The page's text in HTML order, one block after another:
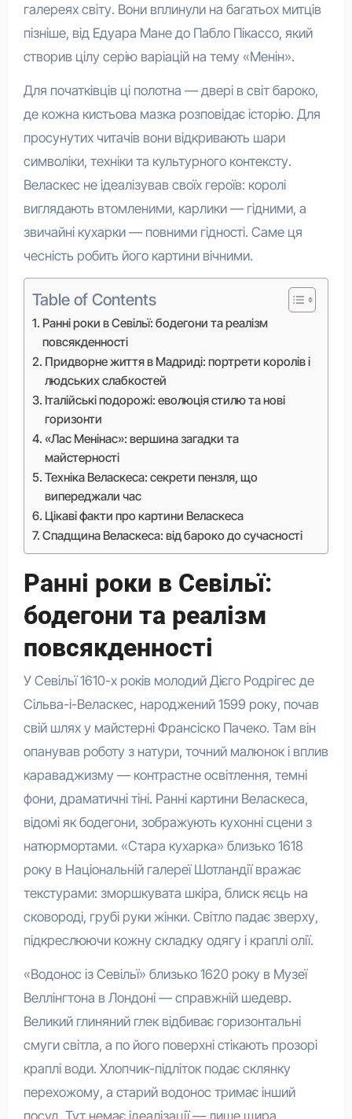
галереях світу. Вони вплинули на багатьох митців
пізніше, від Едуара Мане до Пабло Пікассо, який
створив цілу серію варіацій на тему «Менін».
Для початківців ці полотна — двері в світ бароко,
де кожна кистьова мазка розповідає історію. Для
просунутих читачів вони відкривають шари
символіки, техніки та культурного контексту.
Веласкес не ідеалізував своїх героїв: королі
виглядають втомленими, карлики — гідними, а
звичайні кухарки — повними гідності. Саме ця
чесність робить його картини вічними.
Table of Contents
Ранні роки в Севільї: бодегони та реалізм
повсякденності
Придворне життя в Мадриді: портрети королів і
людських слабкостей
Італійські подорожі: еволюція стилю та нові
горизонти
«Лас Менінас»: вершина загадки та
майстерності
Техніка Веласкеса: секрети пензля, що
випереджали час
Цікаві факти про картини Веласкеса
Спадщина Веласкеса: від бароко до сучасності
Ранні роки в Севільї:
бодегони та реалізм
повсякденності
У Севільї 1610-х років молодий Дієго Родрігес де
Сільва-і-Веласкес, народжений 1599 року, почав
свій шлях у майстерні Франсіско Пачеко. Там він
опанував роботу з натури, точний малюнок і вплив
караваджизму — контрастне освітлення, темні
фони, драматичні тіні. Ранні картини Веласкеса,
відомі як бодегони, зображують кухонні сцени з
натюрмортами. «Стара кухарка» близько 1618
року в Національній галереї Шотландії вражає
текстурами: зморшкувата шкіра, блиск яєць на
сковороді, грубі руки жінки. Світло падає зверху,
підкреслюючи кожну складку одягу і краплі олії.
«Водонос із Севільї» близько 1620 року в Музеї
Веллінгтона в Лондоні — справжній шедевр.
Великий глиняний глек відбиває горизонтальні
смуги світла, а по його поверхні стікають прозорі
краплі води. Хлопчик-підліток подає склянку
перехожому, а старий водонос тримає інший